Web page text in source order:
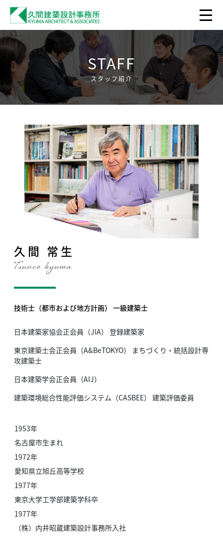
STAFF
スタッフ紹介
久間 常生
Tsuneo kyuma
技術士（都市および地方計画） 一級建築士
日本建築家協会正会員（JIA） 登録建築家
東京建築士会正会員（A&BeTOKYO） まちづくり・統括設計専
攻建築士
日本建築学会正会員（AIJ）
建築環境総合性能評価システム（CASBEE） 建築評価委員
1953年
名古屋市生まれ
1972年
愛知県立旭丘高等学校
1977年
東京大学工学部建築学科卒
1977年
（株）内井昭蔵建築設計事務所入社